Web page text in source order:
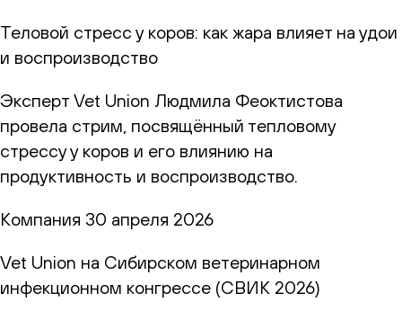
Теловой стресс у коров: как жара влияет на удои
и воспроизводство
Эксперт Vet Union Людмила Феоктистова
провела стрим, посвящённый тепловому
стрессу у коров и его влиянию на
продуктивность и воспроизводство.
Компания 30 апреля 2026
Vet Union на Сибирском ветеринарном
инфекционном конгрессе (СВИК 2026)